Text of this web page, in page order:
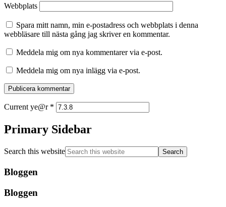
Webbplats
Spara mitt namn, min e-postadress och webbplats i denna
webbläsare till nästa gång jag skriver en kommentar.
Meddela mig om nya kommentarer via e-post.
Meddela mig om nya inlägg via e-post.
Current ye@r *
Primary Sidebar
Search this website
Bloggen
Bloggen